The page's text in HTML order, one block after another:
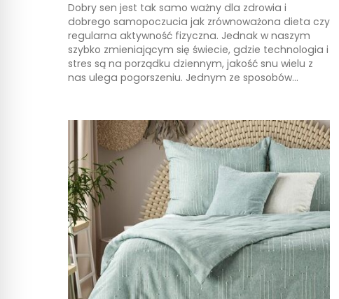
Dobry sen jest tak samo ważny dla zdrowia i
dobrego samopoczucia jak zrównoważona dieta czy
regularna aktywność fizyczna. Jednak w naszym
szybko zmieniającym się świecie, gdzie technologia i
stres są na porządku dziennym, jakość snu wielu z
nas ulega pogorszeniu. Jednym ze sposobów...